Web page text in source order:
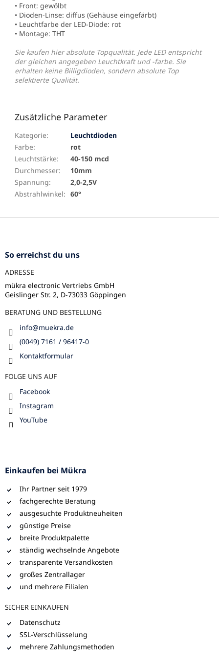
• Front: gewölbt
• Dioden-Linse: diffus (Gehäuse eingefärbt)
• Leuchtfarbe der LED-Diode: rot
• Montage: THT
Sie kaufen hier absolute Topqualität. Jede LED entspricht
der gleichen angegeben Leuchtkraft und -farbe. Sie
erhalten keine Billigdioden, sondern absolute Top
selektierte Qualität.
Zusätzliche Parameter
Kategorie:
Leuchtdioden
Farbe:
rot
Leuchtstärke:
40-150 mcd
Durchmesser:
10mm
Spannung:
2,0-2,5V
Abstrahlwinkel: 60°
F
So erreichst du uns
ADRESSE
mükra electronic Vertriebs GmbH
Geislinger Str. 2, D-73033 Göppingen
BERATUNG UND BESTELLUNG
info@muekra.de
(0049) 7161 / 96417-0
Kontaktformular
FOLGE UNS AUF
Facebook
Instagram
YouTube
Einkaufen bei Mükra
Ihr Partner seit 1979
fachgerechte Beratung
ausgesuchte Produktneuheiten
günstige Preise
breite Produktpalette
ständig wechselnde Angebote
transparente Versandkosten
großes Zentrallager
und mehrere Filialen
SICHER EINKAUFEN
Datenschutz
SSL-Verschlüsselung
mehrere Zahlungsmethoden